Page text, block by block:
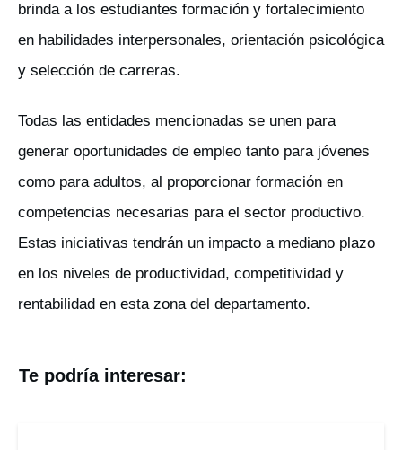
brinda a los estudiantes formación y fortalecimiento
en habilidades interpersonales, orientación psicológica
y selección de carreras.
Todas las entidades mencionadas se unen para
generar oportunidades de empleo tanto para jóvenes
como para adultos, al proporcionar formación en
competencias necesarias para el sector productivo.
Estas iniciativas tendrán un impacto a mediano plazo
en los niveles de productividad, competitividad y
rentabilidad en esta zona del departamento.
Te podría interesar: